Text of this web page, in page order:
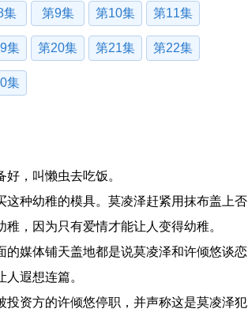
集 第9集 第10集 第11集
集 第20集 第21集 第22集
集
，叫懒虫去吃饭。
种幼稚的模具。莫凌泽赶紧用抹布盖上否
，因为只有爱情才能让人变得幼稚。
媒体铺天盖地都是说莫凌泽和许倾悠谈恋
遐想连篇。
资方的许倾悠停职，并声称这是莫凌泽犯